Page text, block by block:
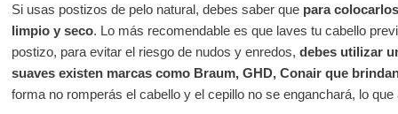
Si usas postizos de pelo natural, debes saber que para
limpio y seco. Lo más recomendable es que laves tu cabello
postizo, para evitar el riesgo de nudos y enredos, debes utilizar
suaves existen marcas como Braum, GHD, Conair que
forma no romperás el cabello y el cepillo no se enganchará, lo